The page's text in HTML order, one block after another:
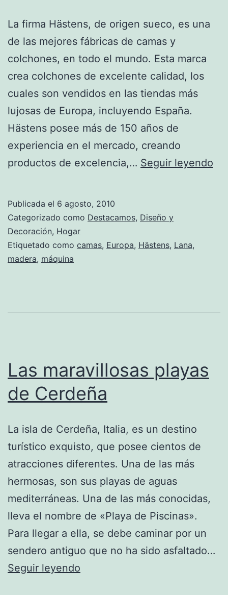
La firma Hästens, de origen sueco, es una
de las mejores fábricas de camas y
colchones, en todo el mundo. Esta marca
crea colchones de excelente calidad, los
cuales son vendidos en las tiendas más
lujosas de Europa, incluyendo España.
Hästens posee más de 150 años de
experiencia en el mercado, creando
productos de excelencia,… Seguir leyendo
Publicada el 6 agosto, 2010
Categorizado como Destacamos, Diseño y
Decoración, Hogar
Etiquetado como camas, Europa, Hästens, Lana,
madera, máquina
Las maravillosas playas
de Cerdeña
La isla de Cerdeña, Italia, es un destino
turístico exquisto, que posee cientos de
atracciones diferentes. Una de las más
hermosas, son sus playas de aguas
mediterráneas. Una de las más conocidas,
lleva el nombre de «Playa de Piscinas».
Para llegar a ella, se debe caminar por un
sendero antiguo que no ha sido asfaltado…
Seguir leyendo